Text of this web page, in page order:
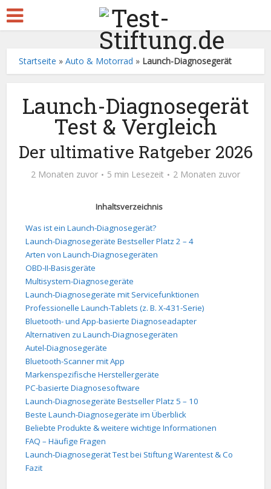
Startseite »Auto & Motorrad » Launch-Diagnosegerät
Launch-Diagnosegerät
Test & Vergleich
Der ultimative Ratgeber 2026
2 Monaten zuvor 5 min Lesezeit 2 Monaten zuvor
Inhaltsverzeichnis
Was ist ein Launch-Diagnosegerät?
Launch-Diagnosegeräte Bestseller Platz 2 – 4
Arten von Launch-Diagnosegeräten
OBD-II-Basisgeräte
Multisystem-Diagnosegeräte
Launch-Diagnosegeräte mit Servicefunktionen
Professionelle Launch-Tablets (z. B. X-431-Serie)
Bluetooth- und App-basierte Diagnoseadapter
Alternativen zu Launch-Diagnosegeräten
Autel-Diagnosegeräte
Bluetooth-Scanner mit App
Markenspezifische Herstellergeräte
PC-basierte Diagnosesoftware
Launch-Diagnosegeräte Bestseller Platz 5 – 10
Beste Launch-Diagnosegeräte im Überblick
Beliebte Produkte & weitere wichtige Informationen
FAQ – Häufige Fragen
Launch-Diagnosegerät Test bei Stiftung Warentest & Co
Fazit